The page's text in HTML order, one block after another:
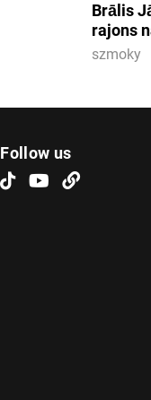
Brālis
rajons
szmoky
Follow us